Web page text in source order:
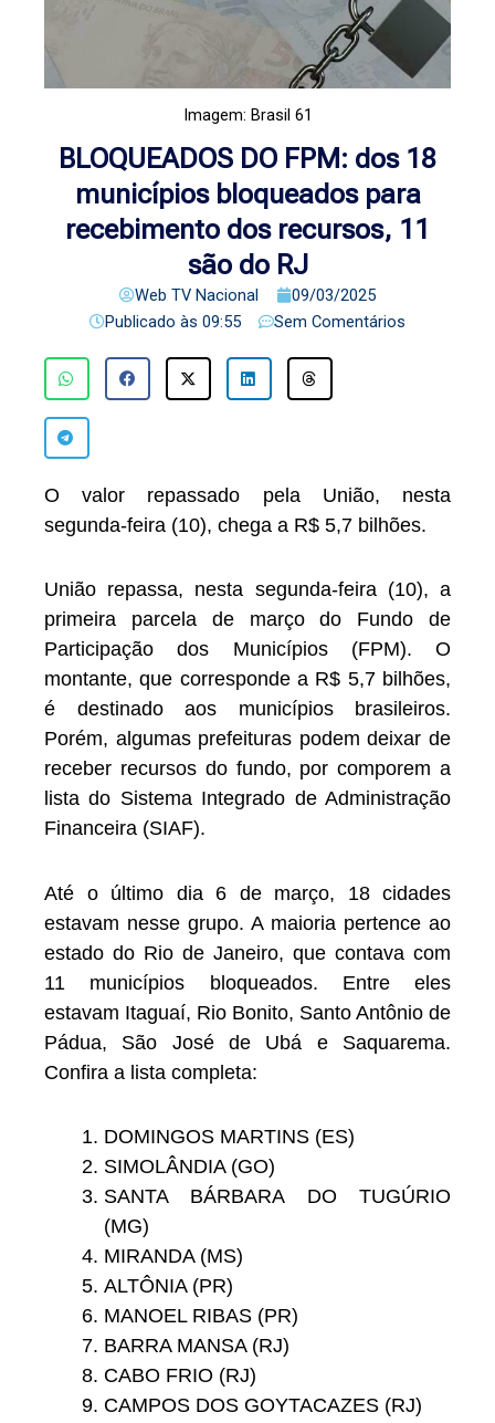
Imagem: Brasil 61
BLOQUEADOS DO FPM: dos 18
municípios bloqueados para
recebimento dos recursos, 11
são do RJ
Web TV Nacional
09/03/2025
Publicado às 09:55 Sem Comentários
O valor repassado pela União, nesta
segunda-feira (10), chega a R$ 5,7 bilhões.
União repassa, nesta segunda-feira (10), a
primeira parcela de março do Fundo de
Participação dos Municípios (FPM). O
montante, que corresponde a R$ 5,7 bilhões,
é destinado aos municípios brasileiros.
Porém, algumas prefeituras podem deixar de
receber recursos do fundo, por comporem a
lista do Sistema Integrado de Administração
Financeira (SIAF).
Até o último dia 6 de março, 18 cidades
estavam nesse grupo. A maioria pertence ao
estado do Rio de Janeiro, que contava com
11 municípios bloqueados. Entre eles
estavam Itaguaí, Rio Bonito, Santo Antônio de
Pádua, São José de Ubá e Saquarema.
Confira a lista completa:
DOMINGOS MARTINS (ES)
SIMOLÂNDIA (GO)
SANTA BÁRBARA DO TUGÚRIO
(MG)
MIRANDA (MS)
ALTÔNIA (PR)
MANOEL RIBAS (PR)
BARRA MANSA (RJ)
CABO FRIO (RJ)
CAMPOS DOS GOYTACAZES (RJ)